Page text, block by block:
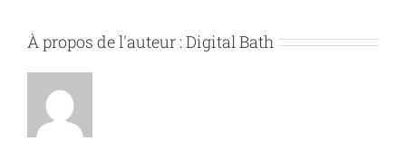
À propos de l'auteur :Digital Bath